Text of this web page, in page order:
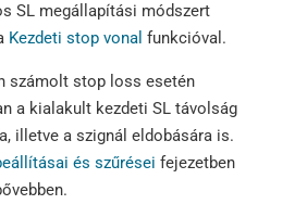
SL megállapítási módszert
Kezdeti stop vonal funkcióval.
számolt stop loss esetén
a kialakult kezdeti SL távolság
illetve a szignál eldobására is.
és szűrései fejezetben